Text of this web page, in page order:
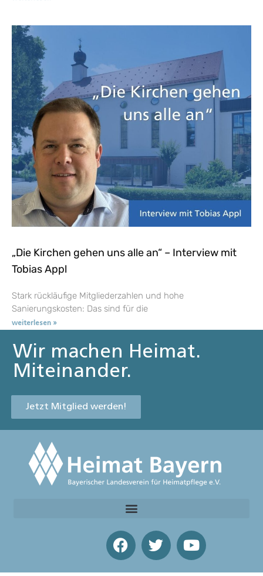
„Die Kirchen gehen uns alle an“ – Interview mit
Tobias Appl
Stark rückläufige Mitgliederzahlen und hohe
Sanierungskosten: Das sind für die
weiterlesen »
Wir machen Heimat.
Miteinander.
Jetzt Mitglied werden!